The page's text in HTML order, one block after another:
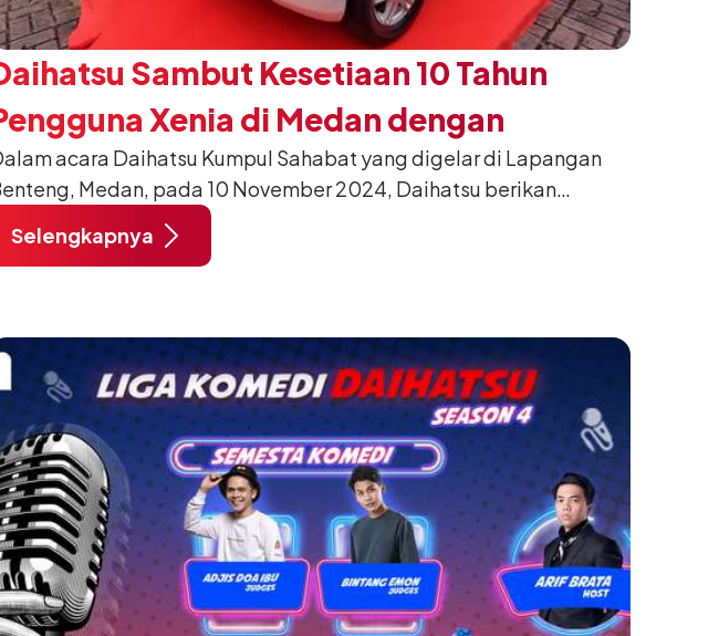
Sambut Kesetiaan 10 Tahun
Xenia di Medan dengan
Khusus
acara Daihatsu Kumpul Sahabat yang digelar di Lapangan
Medan, pada 10 November 2024, Daihatsu berikan
Xetia With Xenia kepada pelanggan di Medan.
Selengkapnya